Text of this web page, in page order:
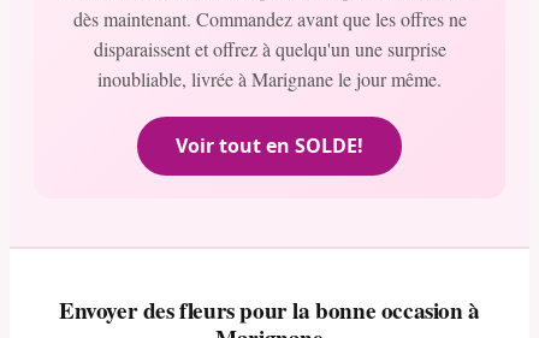
dès maintenant. Commandez avant que les offres ne
disparaissent et offrez à quelqu'un une surprise
inoubliable, livrée à Marignane le jour même.
Voir tout en SOLDE!
Envoyer des fleurs pour la bonne occasion à